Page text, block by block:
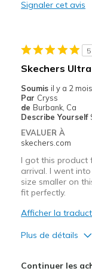
Les meilleures
Travel
Width
Sizing
View On Shoes
Signaler cet avis
5
Skechers
Soumis il y a 2 mois
Par Cryss
de Burbank, Ca
Describe Yourself
EVALUER À
skechers.com
I got this product
arrival. I went
size smaller on
fit perfectly.
Afficher la
Plus de détails
Continuer les